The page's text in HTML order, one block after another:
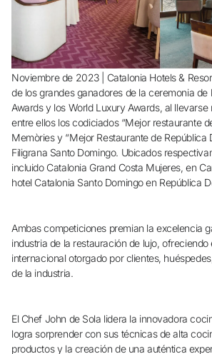
¿Aún no tienes cuenta?
Crear una cuenta
Disfruta los beneficios de formar
Mejor precio garantizado
Cancelación gratuita
Gana dinero con tus reservas
Upgrade gratuito
Noviembre de 2023 | Catalonia Hotels &
de los grandes ganadores de la ceremonia de
Awards y los World Luxury Awards, al llevarse
entre ellos los codiciados “Mejor restaurante
Memòries y “Mejor Restaurante de República
Filigrana Santo Domingo. Ubicados
incluido Catalonia Grand Costa Mujeres, en
hotel Catalonia Santo Domingo en República
Ambas competiciones premian la excelencia
industria de la restauración de lujo,
internacional otorgado por clientes,
de la industria.
El Chef John de Sola lidera la innovadora
logra sorprender con sus técnicas de alta
productos y la creación de una auténtica